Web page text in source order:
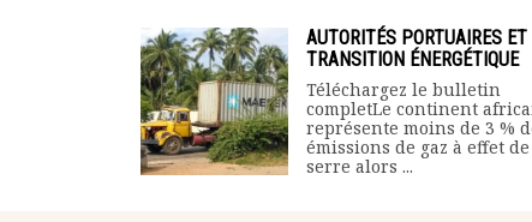
AUTORITÉS PORTUAIRES ET
TRANSITION ÉNERGÉTIQUE
Téléchargez le bulletin
completLe continent
représente moins de 3 %
émissions de gaz à effet de
serre alors ...